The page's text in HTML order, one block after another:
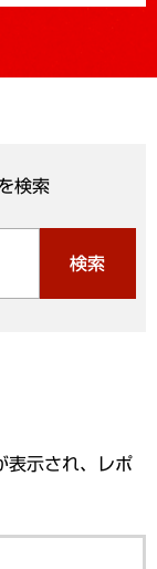
検索
検索
表示され、レポ